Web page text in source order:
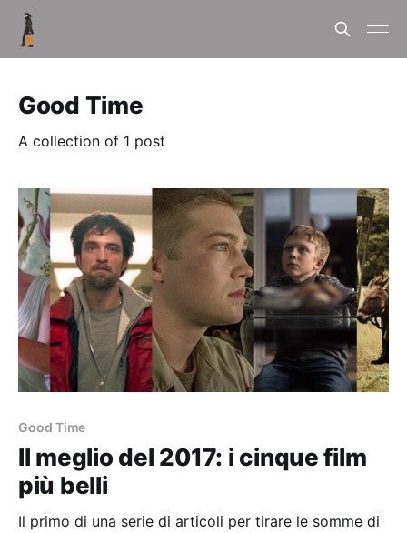
Good Time
A collection of 1 post
Good Time
Il meglio del 2017: i cinque film
più belli
Il primo di una serie di articoli per tirare le somme di